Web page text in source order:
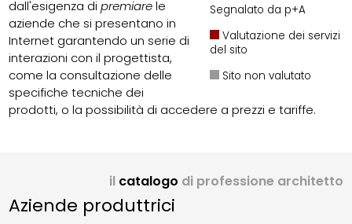
Segnalato da p+A
Valutazione dei servizi
del sito
Sito non valutato
dall'esigenza dipremiarele
aziende che si presentano in
Internet garantendo un serie di
interazioni con il progettista,
come la consultazione delle
specifiche tecniche dei
prodotti, o la possibilità di accedere a prezzi e tariffe.
il catalogo di professione architetto
Aziende produttrici